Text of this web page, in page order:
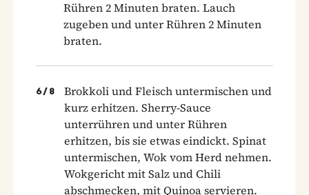
Rühren 2 Minuten braten. Lauch
zugeben und unter Rühren 2 Minuten
braten.
6/ 8
Brokkoli und Fleisch untermischen und
kurz erhitzen. Sherry-Sauce
unterrühren und unter Rühren
erhitzen, bis sie etwas eindickt. Spinat
untermischen, Wok vom Herd nehmen.
Wokgericht mit Salz und Chili
abschmecken, mit Quinoa servieren.